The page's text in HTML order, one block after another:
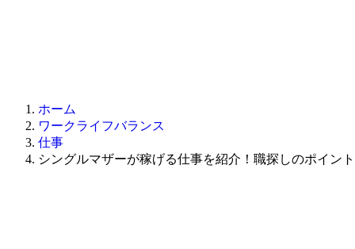
ホーム
ワークライフバランス
仕事
シングルマザーが稼げる仕事を紹介！職探しのポイン